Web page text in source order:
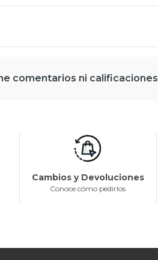
comentarios ni calificaciones
Cambios y Devoluciones
Conoce cómo pedirlos